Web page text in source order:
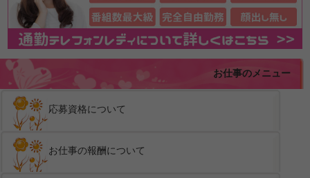
お仕事のメニュー
応募資格について
お仕事の報酬について